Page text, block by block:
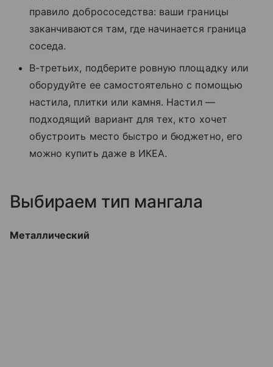
правило добрососедства: ваши границы
заканчиваются там, где начинается граница
соседа.
В-третьих, подберите ровную площадку или
оборудуйте ее самостоятельно с помощью
настила, плитки или камня. Настил —
подходящий вариант для тех, кто хочет
обустроить место быстро и бюджетно, его
можно купить даже в ИКЕА.
Выбираем тип мангала
Металлический